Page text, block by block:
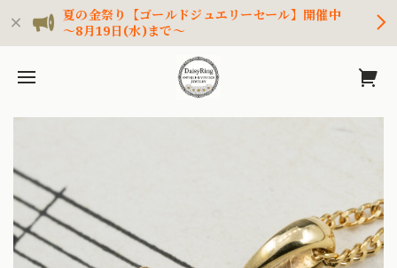
夏の金祭り【ゴールドジュエリーセール】開催中
～8月19日(水)まで～